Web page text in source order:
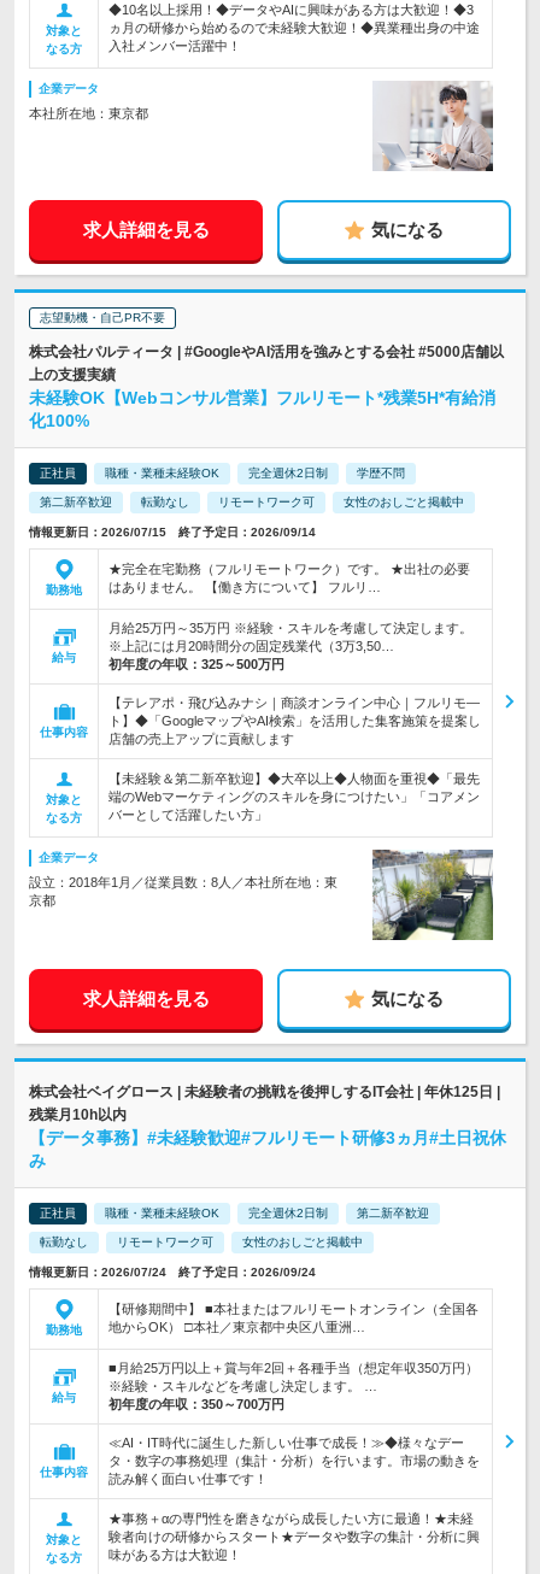
対象と
なる方
◆10名以上採用！◆データやAIに興味がある方は大歓迎！◆3
ヵ月の研修から始めるので未経験大歓迎！◆異業種出身の中途
入社メンバー活躍中！
企業データ
本社所在地：東京都
求人詳細を見る 気になる
志望動機・自己PR不要
株式会社パルティータ | #GoogleやAI活用を強みとする会社 #5000店舗以
上の支援実績
未経験OK【Webコンサル営業】フルリモート*残業5H*有給消
化100%
正社員 職種・業種未経験OK 完全週休2日制 学歴不問
第二新卒歓迎 転勤なし リモートワーク可 女性のおしごと掲載中
情報更新日：2026/07/15 終了予定日：2026/09/14
勤務地
★完全在宅勤務（フルリモートワーク）です。 ★出社の必要
はありません。 【働き方について】 フルリ…
給与
月給25万円～35万円 ※経験・スキルを考慮して決定します。
※上記には月20時間分の固定残業代（3万3,50…
初年度の年収： 325～500万円
仕事内容
【テレアポ・飛び込みナシ｜商談オンライン中心｜フルリモ―
ト】◆「GoogleマップやAI検索」を活用した集客施策を提案し
店舗の売上アップに貢献します
対象と
なる方
【未経験＆第二新卒歓迎】◆大卒以上◆人物面を重視◆「最先
端のWebマーケティングのスキルを身につけたい」「コアメン
バーとして活躍したい方」
企業データ
設立：2018年1月／従業員数：8人／本社所在地：東
京都
求人詳細を見る 気になる
株式会社ベイグロース | 未経験者の挑戦を後押しするIT会社 | 年休125日 |
残業月10h以内
【データ事務】#未経験歓迎#フルリモート研修3ヵ月#土日祝休
み
正社員 職種・業種未経験OK 完全週休2日制 第二新卒歓迎
転勤なし リモートワーク可 女性のおしごと掲載中
情報更新日：2026/07/24 終了予定日：2026/09/24
勤務地
【研修期間中】 ■本社またはフルリモートオンライン（全国各
地からOK） □本社／東京都中央区八重洲…
給与
■月給25万円以上＋賞与年2回＋各種手当（想定年収350万円）
※経験・スキルなどを考慮し決定します。 …
初年度の年収： 350～700万円
仕事内容
≪AI・IT時代に誕生した新しい仕事で成長！≫◆様々なデー
タ・数字の事務処理（集計・分析）を行います。市場の動きを
読み解く面白い仕事です！
対象と
なる方
★事務＋αの専門性を磨きながら成長したい方に最適！★未経
験者向けの研修からスタート★データや数字の集計・分析に興
味がある方は大歓迎！